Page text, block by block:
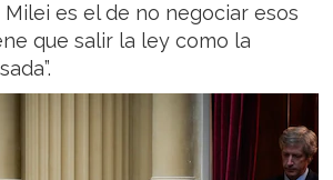
es el de no negociar esos
que salir la ley como la